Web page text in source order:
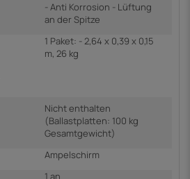
- Anti Korrosion - Lüftung
an der Spitze
1 Paket: - 2,64 x 0,39 x 0,15
m, 26 kg
Nicht enthalten
(Ballastplatten: 100 kg
Gesamtgewicht)
Ampelschirm
1 an